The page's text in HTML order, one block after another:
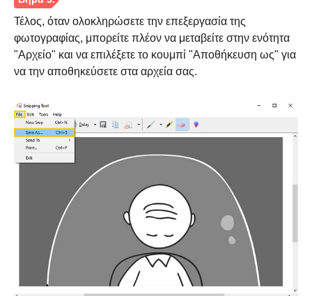
Τέλος, όταν ολοκληρώσετε την επεξεργασία της
φωτογραφίας, μπορείτε πλέον να μεταβείτε στην ενότητα
"Αρχείο" και να επιλέξετε το κουμπί "Αποθήκευση ως" για
να την αποθηκεύσετε στα αρχεία σας.